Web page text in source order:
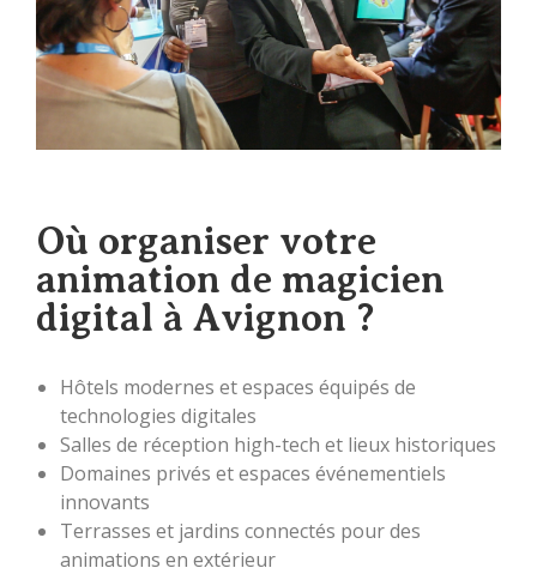
Où organiser votre
animation de magicien
digital à Avignon ?
Hôtels modernes et espaces équipés de
technologies digitales
Salles de réception high-tech et lieux historiques
Domaines privés et espaces événementiels
innovants
Terrasses et jardins connectés pour des
animations en extérieur